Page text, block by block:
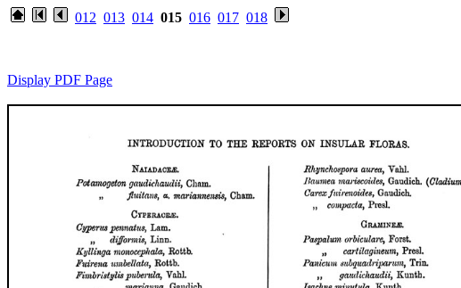
012 013 014 015 016 017 018
Display PDF Page